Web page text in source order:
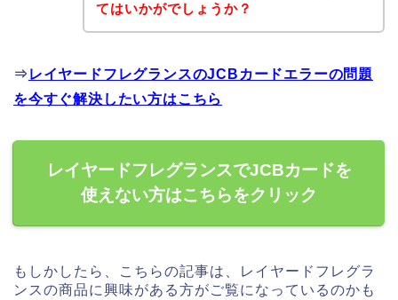
てはいかがでしょうか？
⇒ レイヤードフレグランスのJCBカードエラーの問題
を今すぐ解決したい方はこちら
レイヤードフレグランスでJCBカードを
使えない方はこちらをクリック
もしかしたら、こちらの記事は、レイヤードフレグラ
ンスの商品に興味がある方がご覧になっているのかも